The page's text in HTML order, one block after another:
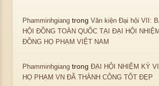
Phamminhgiang trongVăn kiện Đại hội VII:
HỘI ĐỒNG TOÀN QUỐC TẠI ĐẠI HỘI
ĐỒNG HỌ PHẠM VIỆT NAM
Phamminhgiang trongĐẠI HỘI NHIỆM KỲ
HỌ PHẠM VN ĐÃ THÀNH CÔNG TỐT ĐẸP